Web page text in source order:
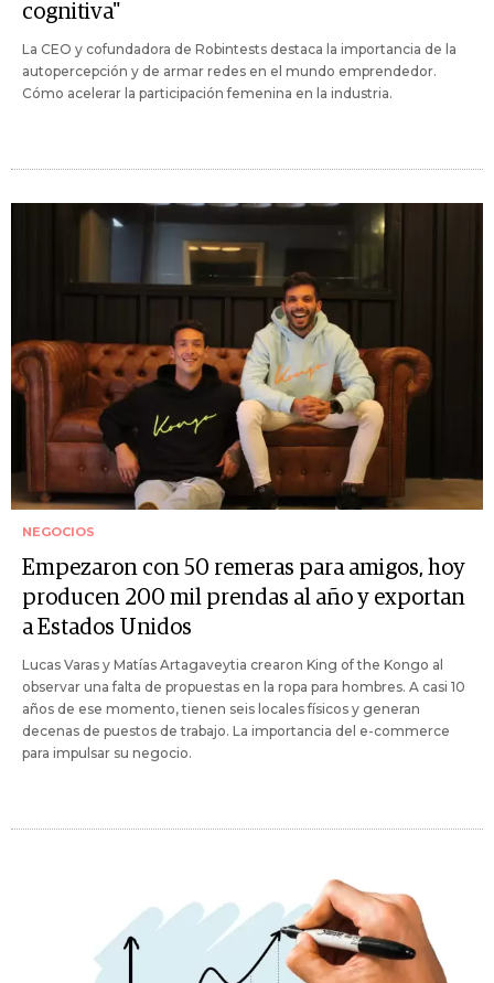
cognitiva"
La CEO y cofundadora de Robintests destaca la importancia de la
autopercepción y de armar redes en el mundo emprendedor.
Cómo acelerar la participación femenina en la industria.
NEGOCIOS
Empezaron con 50 remeras para amigos, hoy
producen 200 mil prendas al año y exportan
a Estados Unidos
Lucas Varas y Matías Artagaveytia crearon King of the Kongo al
observar una falta de propuestas en la ropa para hombres. A casi 10
años de ese momento, tienen seis locales físicos y generan
decenas de puestos de trabajo. La importancia del e-commerce
para impulsar su negocio.